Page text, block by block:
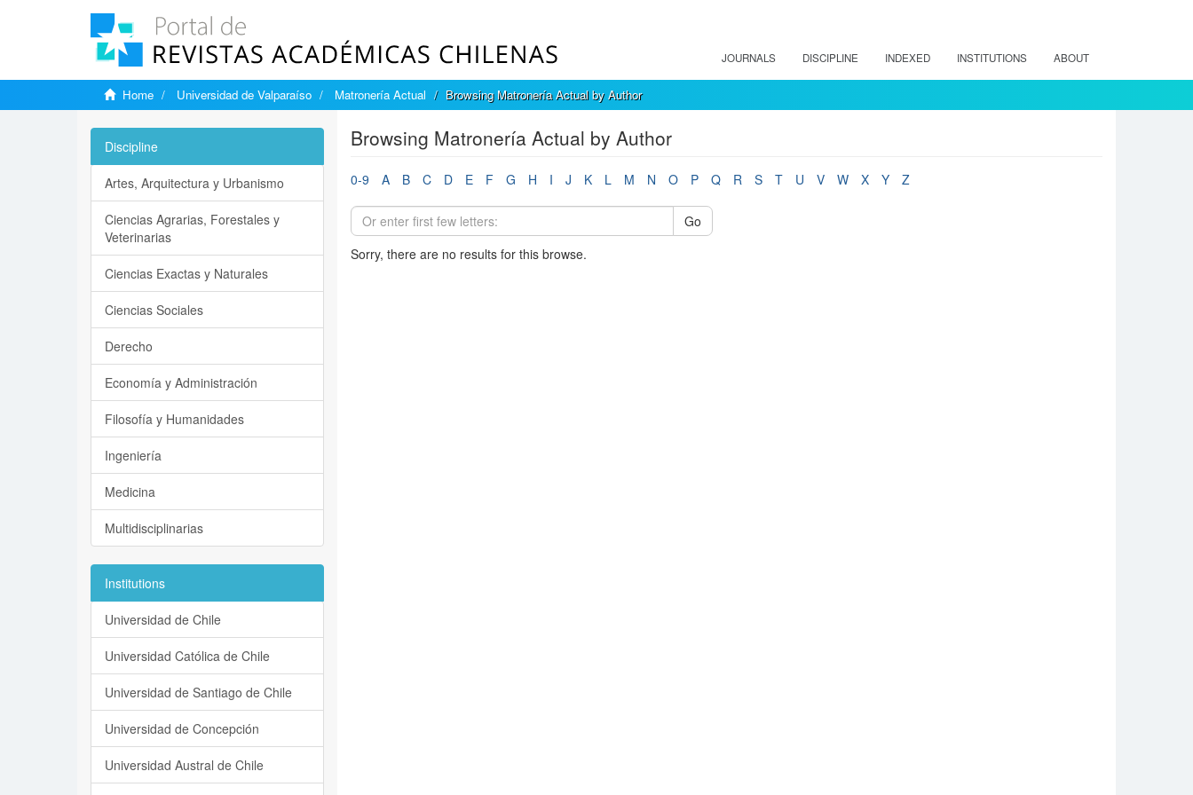
JOURNALS DISCIPLINE INDEXED INSTITUTIONS ABOUT
Home Universidad de Valparaíso Matronería Actual Browsing Matronería Actual by Author
Browsing Matronería Actual by Author
0-9 A B C D E F G H I J K L M N O P Q R S T U V W X Y Z
Go
Sorry, there are no results for this browse.
Discipline
Artes, Arquitectura y Urbanismo
Ciencias Agrarias, Forestales y
Veterinarias
Ciencias Exactas y Naturales
Ciencias Sociales
Derecho
Economía y Administración
Filosofía y Humanidades
Ingeniería
Medicina
Multidisciplinarias
Institutions
Universidad de Chile
Universidad Católica de Chile
Universidad de Santiago de Chile
Universidad de Concepción
Universidad Austral de Chile